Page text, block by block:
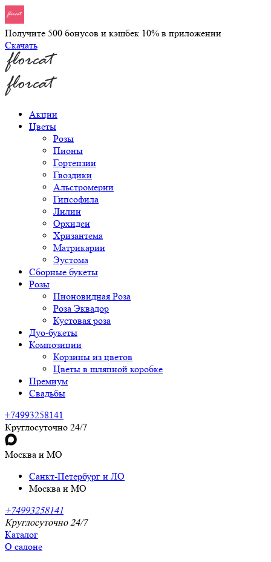
Получите 500 бонусов и кэшбек 10% в приложении
Скачать
Акции
Цветы
Розы
Пионы
Гортензии
Гвоздики
Альстромерии
Гипсофила
Лилии
Орхидеи
Хризантема
Матрикарии
Эустома
Сборные букеты
Розы
Пионовидная Роза
Роза Эквадор
Кустовая роза
Дуо-букеты
Композиции
Корзины из цветов
Цветы в шляпной коробке
Премиум
Свадьбы
+74993258141
Круглосуточно 24/7
Москва и МО
Санкт-Петербург и ЛО
Москва и МО
+74993258141
Круглосуточно 24/7
Каталог
О салоне